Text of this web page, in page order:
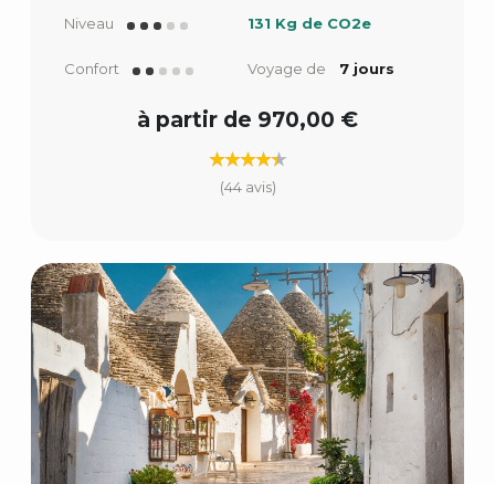
Niveau 131 Kg de CO2e
Confort Voyage de 7 jours
à partir de 970,00 €
(44 avis)